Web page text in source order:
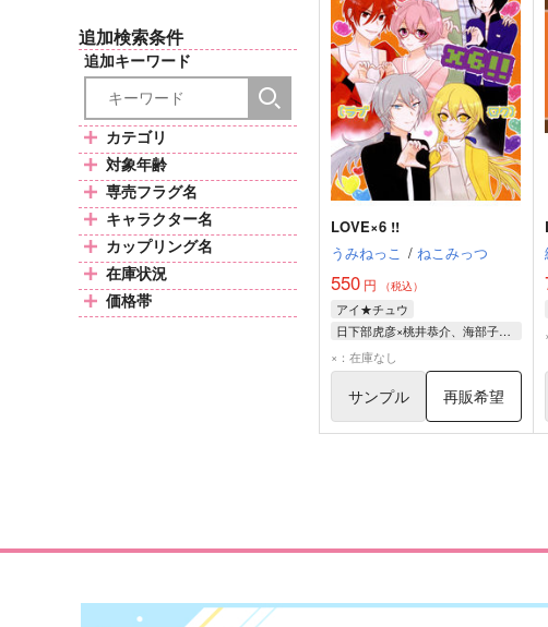
追加検索条件
追加キーワード
カテゴリ
対象年齢
専売フラグ名
キャラクター名
カップリング名
在庫状況
価格帯
LOVE×6 !!
うみねっこ / ねこみっつ
550 円 （税込）
アイ★チュウ
日下部虎彦×桃井恭介、海部子規×鳶倉アキヲ、若王子楽×折原輝
ArS
アイチュウ
アイ★チュウ
×：在庫なし
サンプル 再販希望